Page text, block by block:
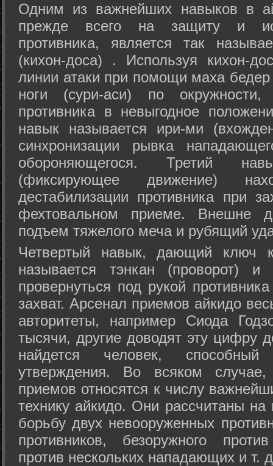
Одним из важнейших навыков в
прежде всего на защиту и
противника, является так
(кихон-доса) . Используя кихон-
линии атаки при помощи маха
ноги (сури-аси) по
противника в невыгодное
навык называется ири-ми
синхронизации рывка
обороняющегося. Третий
(фиксирующее движение)
дестабилизации противника при
фехтовальном приеме. Внешне
подъем тяжелого меча и рубящий
Четвертый навык, дающий ключ
называется тэнкан (проворот)
провернуться под рукой
захват. Арсенал приемов айкидо
авторитеты, например Сиода
тысячи, другие доводят эту цифру
найдется человек,
утверждения. Во всяком
приемов относятся к числу
технику айкидо. Они рассчитаны
борьбу двух невооруженных
противников, безоружного
против нескольких нападающих и т.